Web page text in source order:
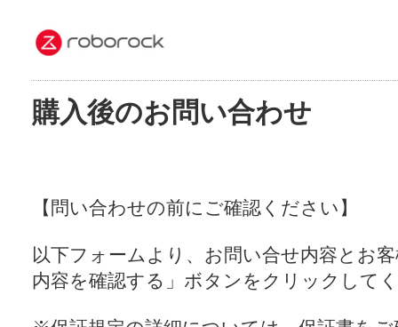
購入後のお問い合わせ
【問い合わせの前にご確認ください】
以下フォームより、お問い合せ内容とお
内容を確認する」ボタンをクリックして